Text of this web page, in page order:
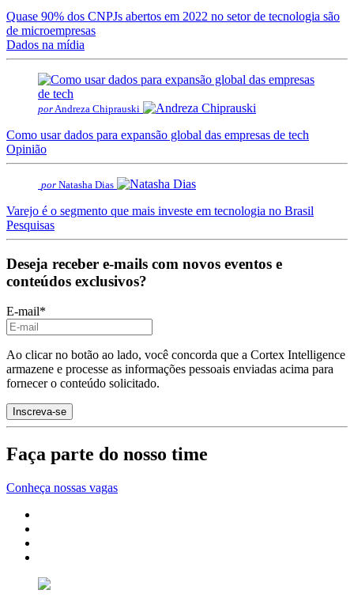
Quase 90% dos CNPJs abertos em 2022 no setor de tecnologia são
de microempresas
Dados na mídia
por Andreza Chiprauski
Como usar dados para expansão global das empresas de tech
Opinião
por Natasha Dias
Varejo é o segmento que mais investe em tecnologia no Brasil
Pesquisas
Deseja receber e-mails com novos eventos e
conteúdos exclusivos?
E-mail*
Ao clicar no botão ao lado, você concorda que a Cortex Intelligence
armazene e processe as informações pessoais enviadas acima para
fornecer o conteúdo solicitado.
Faça parte do nosso time
Conheça nossas vagas